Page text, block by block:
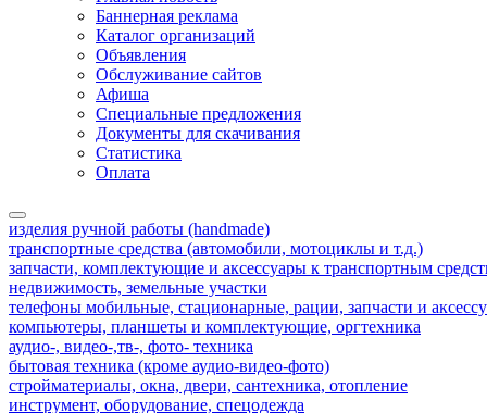
Баннерная реклама
Каталог организаций
Объявления
Обслуживание сайтов
Афиша
Специальные предложения
Документы для скачивания
Статистика
Оплата
изделия ручной работы (handmade)
транспортные средства (автомобили, мотоциклы и т.д.)
запчасти, комплектующие и аксессуары к транспортным
недвижимость, земельные участки
телефоны мобильные, стационарные, рации, запчасти и
компьютеры, планшеты и комплектующие, оргтехника
аудио-, видео-,тв-, фото- техника
бытовая техника (кроме аудио-видео-фото)
стройматериалы, окна, двери, сантехника, отопление
инструмент, оборудование, спецодежда